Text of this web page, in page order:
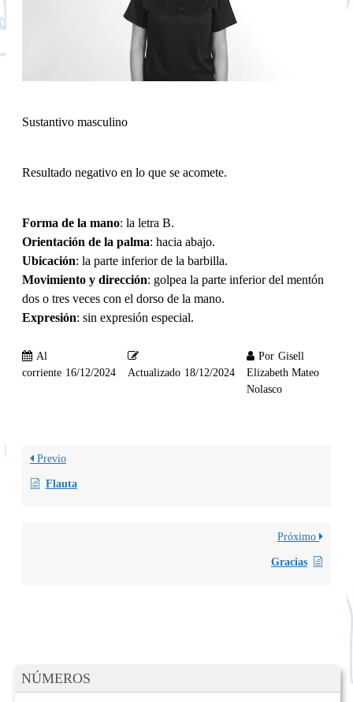
NÚMEROS
Sustantivo masculino
Resultado negativo en lo que se acomete.
Forma de la mano: la letra B.
Orientación de la palma: hacia abajo.
Ubicación: la parte inferior de la barbilla.
Movimiento y dirección: golpea la parte inferior del mentón
dos o tres veces con el dorso de la mano.
Expresión: sin expresión especial.
Al
corriente 16/12/2024 Actualizado 18/12/2024
Por Gisell
Elizabeth Mateo
Nolasco
Previo
Flauta
Próximo
Gracias